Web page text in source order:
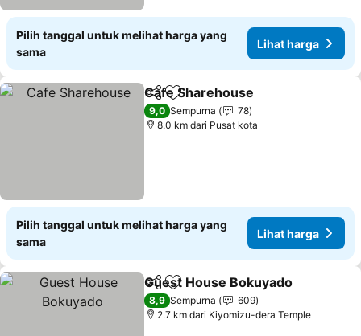
Pilih tanggal untuk melihat harga yang
sama
Lihat harga
BagikanTambahkan ke favorit
Cafe Sharehouse
9,0 Sempurna
78
8.0 km dari Pusat kota
Pilih tanggal untuk melihat harga yang
sama
Lihat harga
BagikanTambahkan ke favorit
Guest House Bokuyado
8,9 Sempurna
609
2.7 km dari Kiyomizu-dera Temple